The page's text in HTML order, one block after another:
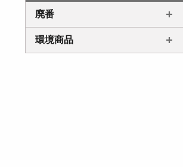
廃番
環境商品